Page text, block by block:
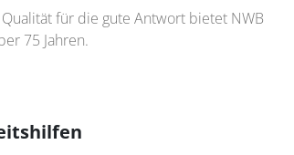
für die gute Antwort bietet NWB
75 Jahren.